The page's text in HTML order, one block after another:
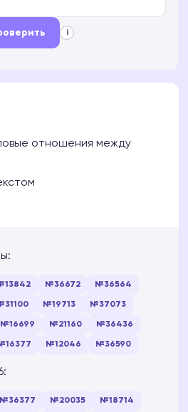
i
отношения между
№36672 №36564
№19713 №37073
№16699 №21160 №36436
№12046 №36590
№36377 №20035 №18714